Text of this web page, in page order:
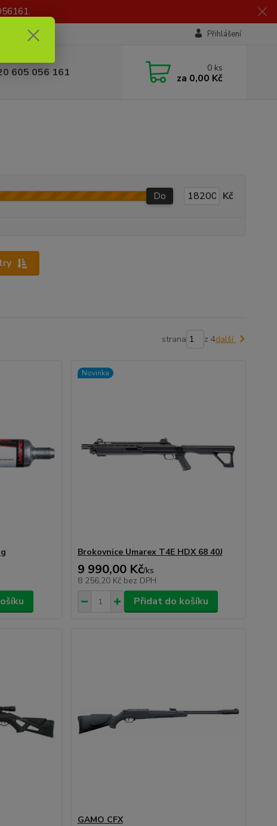
Přihlášení
605 056 161 0 ks
za 0,00 Kč
Do Kč
strana z 4další
Novinka
Brokovnice Umarex T4E HDX 68 40J
9 990,00 Kč/ks
8 256,20 Kč bez DPH
Přidat do košíku
GAMO CFX